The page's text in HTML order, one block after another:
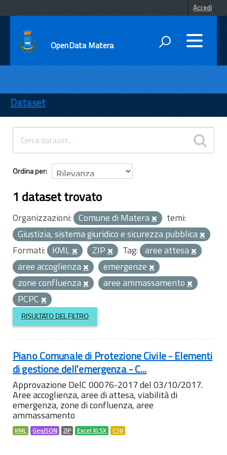
Accedi
OpenData Matera
ENTI
TEMI
INFORMAZIONI
Dataset
Ordina per
1 dataset trovato
Organizzazioni: Comune di Matera
temi:
Giustizia, sistema giuridico e sicurezza pubblica
Formati: KML ZIP Tag: aree attesa
aree accoglienza
emergenze
zone confluenza
aree ammassamento
PCPC
RISULTATO DEL FILTRO
Piano Comunale di Protezione Civile - Elementi
di gestione dell'emergenza - C...
Approvazione DelC 00076-2017 del 03/10/2017.
Aree accoglienza, aree di attesa, viabilità di
emergenza, zone di confluenza, aree
ammassamento
KML GeoJSON ZIP Excel XLSX CSV